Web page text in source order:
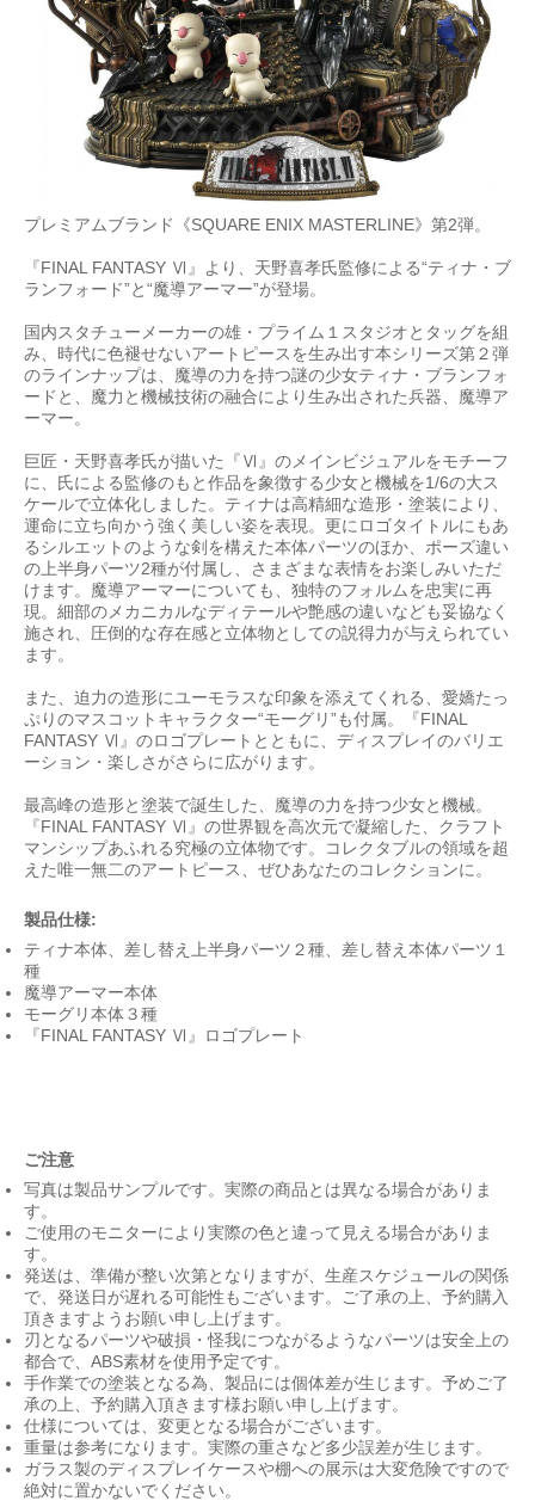
プレミアムブランド《SQUARE ENIX MASTERLINE》第2弾。
『FINAL FANTASY Ⅵ』より、天野喜孝氏監修による“ティナ・ブ
ランフォード”と“魔導アーマー”が登場。
国内スタチューメーカーの雄・プライム１スタジオとタッグを組
み、時代に色褪せないアートピースを生み出す本シリーズ第２弾
のラインナップは、魔導の力を持つ謎の少女ティナ・ブランフォ
ードと、魔力と機械技術の融合により生み出された兵器、魔導ア
ーマー。
巨匠・天野喜孝氏が描いた『Ⅵ』のメインビジュアルをモチーフ
に、氏による監修のもと作品を象徴する少女と機械を1/6の大ス
ケールで立体化しました。ティナは高精細な造形・塗装により、
運命に立ち向かう強く美しい姿を表現。更にロゴタイトルにもあ
るシルエットのような剣を構えた本体パーツのほか、ポーズ違い
の上半身パーツ2種が付属し、さまざまな表情をお楽しみいただ
けます。魔導アーマーについても、独特のフォルムを忠実に再
現。細部のメカニカルなディテールや艶感の違いなども妥協なく
施され、圧倒的な存在感と立体物としての説得力が与えられてい
ます。
また、迫力の造形にユーモラスな印象を添えてくれる、愛嬌たっ
ぷりのマスコットキャラクター“モーグリ”も付属。『FINAL
FANTASY Ⅵ』のロゴプレートとともに、ディスプレイのバリエ
ーション・楽しさがさらに広がります。
最高峰の造形と塗装で誕生した、魔導の力を持つ少女と機械。
『FINAL FANTASY Ⅵ』の世界観を高次元で凝縮した、クラフト
マンシップあふれる究極の立体物です。コレクタブルの領域を超
えた唯一無二のアートピース、ぜひあなたのコレクションに。
製品仕様:
ティナ本体、差し替え上半身パーツ２種、差し替え本体パーツ１
種
魔導アーマー本体
モーグリ本体３種
『FINAL FANTASY Ⅵ』ロゴプレート
ご注意
写真は製品サンプルです。実際の商品とは異なる場合がありま
す。
ご使用のモニターにより実際の色と違って見える場合がありま
す。
発送は、準備が整い次第となりますが、生産スケジュールの関係
で、発送日が遅れる可能性もございます。ご了承の上、予約購入
頂きますようお願い申し上げます。
刃となるパーツや破損・怪我につながるようなパーツは安全上の
都合で、ABS素材を使用予定です。
手作業での塗装となる為、製品には個体差が生じます。予めご了
承の上、予約購入頂きます様お願い申し上げます。
仕様については、変更となる場合がございます。
重量は参考になります。実際の重さなど多少誤差が生じます。
ガラス製のディスプレイケースや棚への展示は大変危険ですので
絶対に置かないでください。